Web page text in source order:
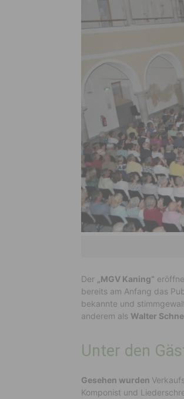
Der „MGV Kaning“
bereits am Anfang das
bekannte und
anderem als Walter
Unter den
Gesehen wurden
Komponist und